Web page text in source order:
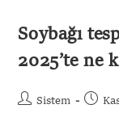
Soybağı
2025’te ne
Sistem